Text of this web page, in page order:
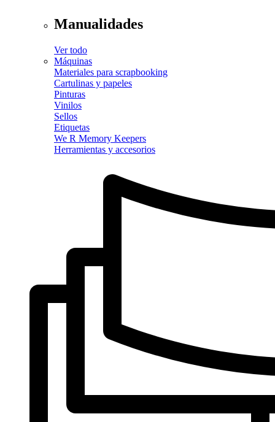
Manualidades
Ver todo
Máquinas
Materiales para scrapbooking
Cartulinas y papeles
Pinturas
Vinilos
Sellos
Etiquetas
We R Memory Keepers
Herramientas y accesorios